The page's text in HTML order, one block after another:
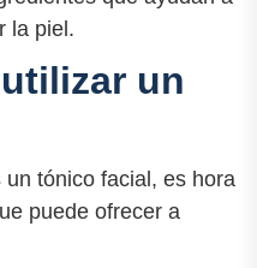
la piel.
un
tónico facial, es hora
puede ofrecer a